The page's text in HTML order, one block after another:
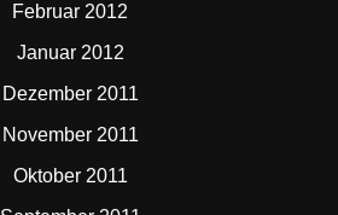
Februar 2012
Januar 2012
Dezember 2011
November 2011
Oktober 2011